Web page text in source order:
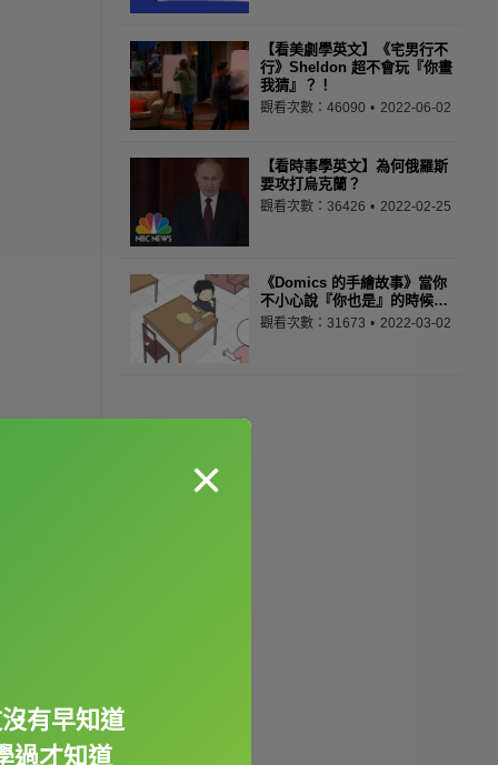
【看美劇學英文】《宅男行不
行》Sheldon 超不會玩『你畫
我猜』？！
觀看次數：46090 2022-06-02
【看時事學英文】為何俄羅斯
要攻打烏克蘭？
觀看次數：36426 2022-02-25
《Domics 的手繪故事》當你
不小心說『你也是』的時候…
觀看次數：31673 2022-03-02
×
有早知道
過才知道